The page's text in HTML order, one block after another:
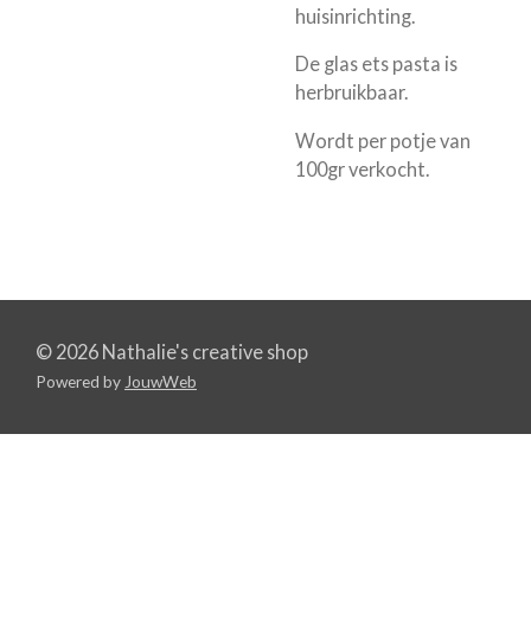
huisinrichting.
De glas ets pasta is
herbruikbaar.
Wordt per potje van
100gr verkocht.
© 2026 Nathalie's creative shop
Powered byJouwWeb